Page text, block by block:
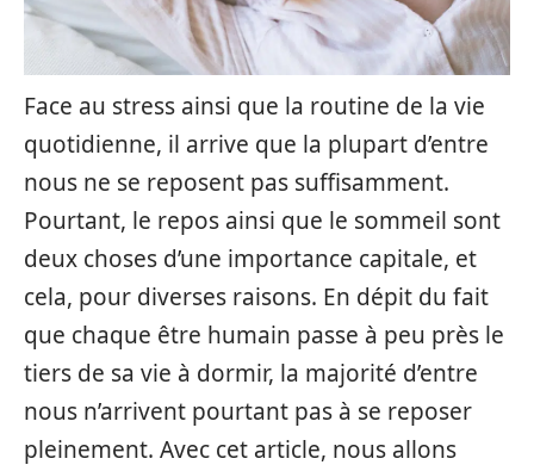
Face au stress ainsi que la routine de la vie
quotidienne, il arrive que la plupart d’entre
nous ne se reposent pas suffisamment.
Pourtant, le repos ainsi que le sommeil sont
deux choses d’une importance capitale, et
cela, pour diverses raisons. En dépit du fait
que chaque être humain passe à peu près le
tiers de sa vie à dormir, la majorité d’entre
nous n’arrivent pourtant pas à se reposer
pleinement. Avec cet article, nous allons